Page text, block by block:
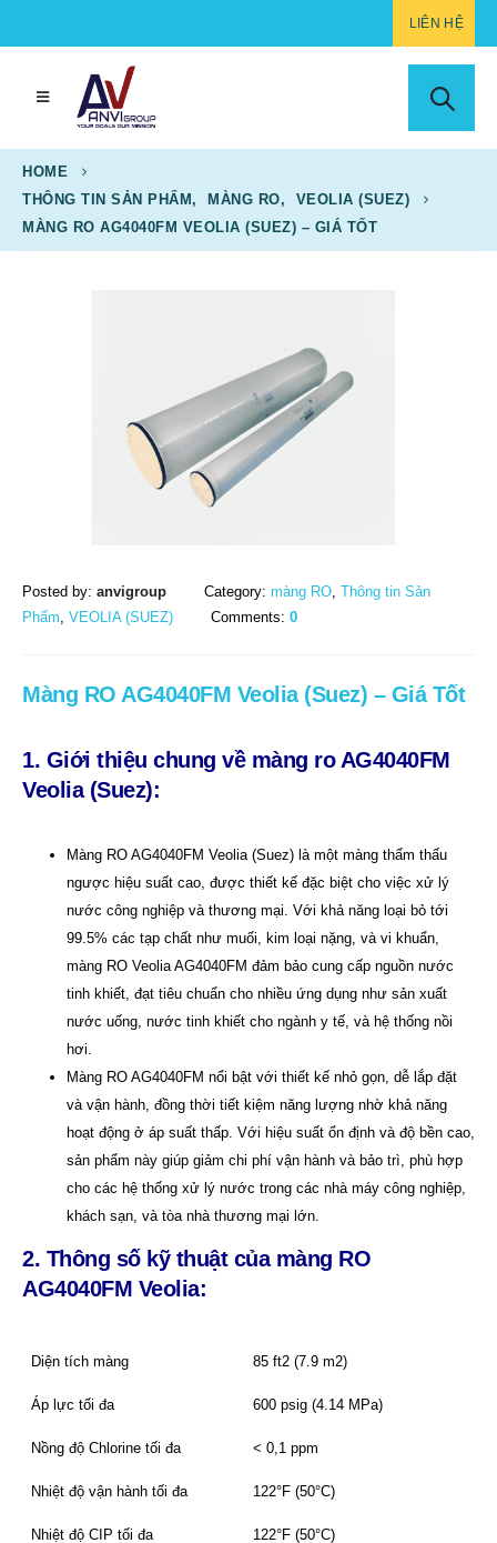
LIÊN HỆ
HOME
THÔNG TIN SẢN PHẨM , MÀNG RO,
VEOLIA (SUEZ)
MÀNG RO AG4040FM VEOLIA (SUEZ) – GIÁ TỐT
Posted by: anvigroup Category: màng RO Thông tin Sản
Phẩm VEOLIA (SUEZ) Comments: 0
Màng RO AG4040FM Veolia (Suez) – Giá Tốt
1. Giới thiệu chung về màng ro AG4040FM
Veolia (Suez):
Màng RO AG4040FM Veolia (Suez) là một màng thẩm thấu
ngược hiệu suất cao, được thiết kế đặc biệt cho việc xử lý
nước công nghiệp và thương mại. Với khả năng loại bỏ tới
99.5% các tạp chất như muối, kim loại nặng, và vi khuẩn,
màng RO Veolia AG4040FM đảm bảo cung cấp nguồn nước
tinh khiết, đạt tiêu chuẩn cho nhiều ứng dụng như sản xuất
nước uống, nước tinh khiết cho ngành y tế, và hệ thống nồi
hơi.
Màng RO AG4040FM nổi bật với thiết kế nhỏ gọn, dễ lắp đặt
và vận hành, đồng thời tiết kiệm năng lượng nhờ khả năng
hoạt động ở áp suất thấp. Với hiệu suất ổn định và độ bền cao,
sản phẩm này giúp giảm chi phí vận hành và bảo trì, phù hợp
cho các hệ thống xử lý nước trong các nhà máy công nghiệp,
khách sạn, và tòa nhà thương mại lớn.
2. Thông số kỹ thuật của màng RO
AG4040FM Veolia:
Diện tích màng 85 ft2 (7.9 m2)
Áp lực tối đa 600 psig (4.14 MPa)
Nồng độ Chlorine tối đa < 0,1 ppm
Nhiệt độ vận hành tối đa 122°F (50°C)
Nhiệt độ CIP tối đa 122°F (50°C)